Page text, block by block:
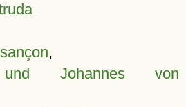
,
und Johannes von